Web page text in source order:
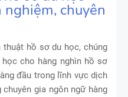
chuyên
hồ sơ du học, chúng
cho hàng nghìn hồ sơ
đầu trong lĩnh vực dịch
gia ngôn ngữ hàng